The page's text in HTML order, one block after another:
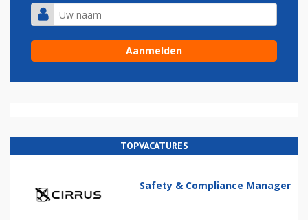
TOPVACATURES
Safety & Compliance Manager